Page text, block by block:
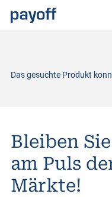
Das gesuchte Produkt
Bleiben Sie
am Puls
Märkte!